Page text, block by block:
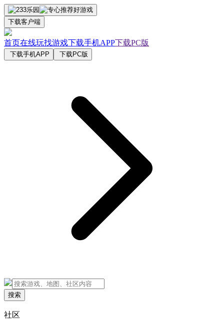
下载客户端
首页在线玩找游戏下载手机APP下载PC版
下载手机APP 下载PC版
搜索
社区